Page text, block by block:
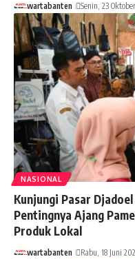
wartabanten Senin, 23
NASIONAL
Kunjungi Pasar
Pentingnya Ajang
Produk Lokal
wartabanten Rabu, 18 Juni